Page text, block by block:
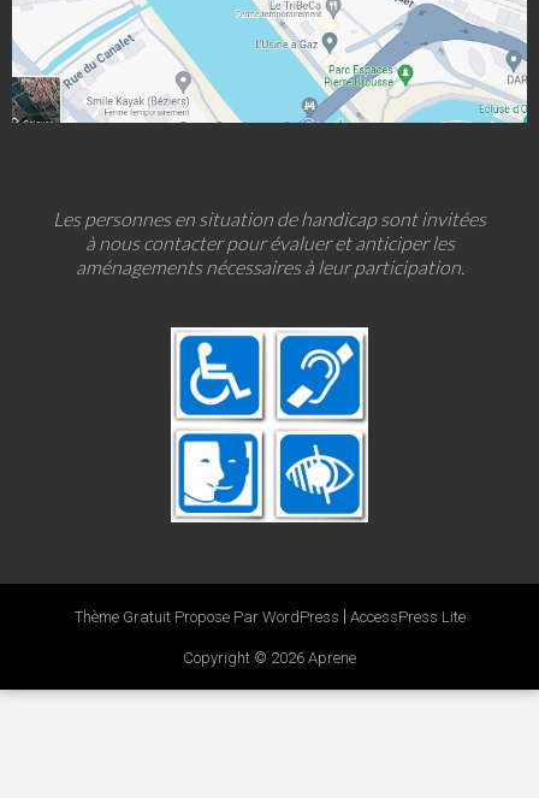
Les personnes en situation de handicap sont invitées
à nous contacter pour évaluer et anticiper les
aménagements nécessaires à leur participation.
Thème Gratuit Propose Par WordPress | AccessPress Lite
Copyright © 2026 Aprene